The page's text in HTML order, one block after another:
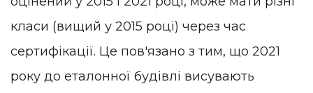
класи (вищий у 2015 році) через час
сертифікації. Це пов'язано з тим, що 2021
року до еталонної будівлі висувають